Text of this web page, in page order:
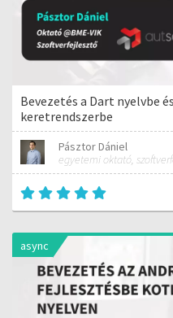
Bevezetés a Dart nyelvbe
keretrendszerbe
Pásztor Dániel
egyetemi oktató,
async